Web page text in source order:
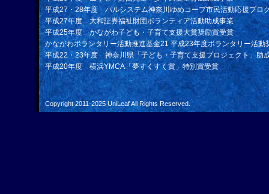
平成27・28年度 パルシステム神奈川ゆめコープ市民活動応援プロ
平成27年度 大和証券福祉財団ボランティア活動助成事業
平成25年度 かながわ子ども・子育て支援大賞奨励賞受賞
かながわボランタリー活動推進基金21 平成23年度ボランタリー活動
平成22・23年度 神奈川県「子ども・子育て支援プロジェクト」助
平成20年度 横浜YMCA「夢すくすく賞」特別賞受賞
Copyright 2011-2025 UniLeafAll Rights Reserved.